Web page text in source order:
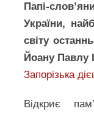
Папі-
України,
світу
Йоану Павлу
Запорізька
Відкриє